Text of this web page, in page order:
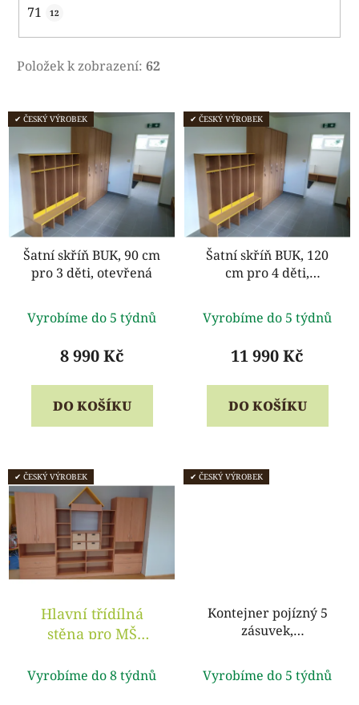
71 12
Položek k zobrazení: 62
V
ý
p
i
r
✔ ČESKÝ VÝROBEK
Šatní skříň BUK, 90 cm
pro 3 děti, otevřená
hodnocení
produktu
5,0
z
Vyrobíme do 5 týdnů
8 990 Kč
DO KOŠÍKU
✔ ČESKÝ VÝROBEK
Šatní skříň BUK, 120
cm pro 4 děti,
hodnocení
produktu
5,0
z
Vyrobíme do 5 týdnů
11 990 Kč
DO KOŠÍKU
✔ ČESKÝ VÝROBEK
Hlavní třídílná
stěna pro MŠ
hodnocení
Vyrobíme do 8 týdnů
✔ ČESKÝ VÝROBEK
Kontejner pojízný 5
zásuvek,
hodnocení
Vyrobíme do 5 týdnů